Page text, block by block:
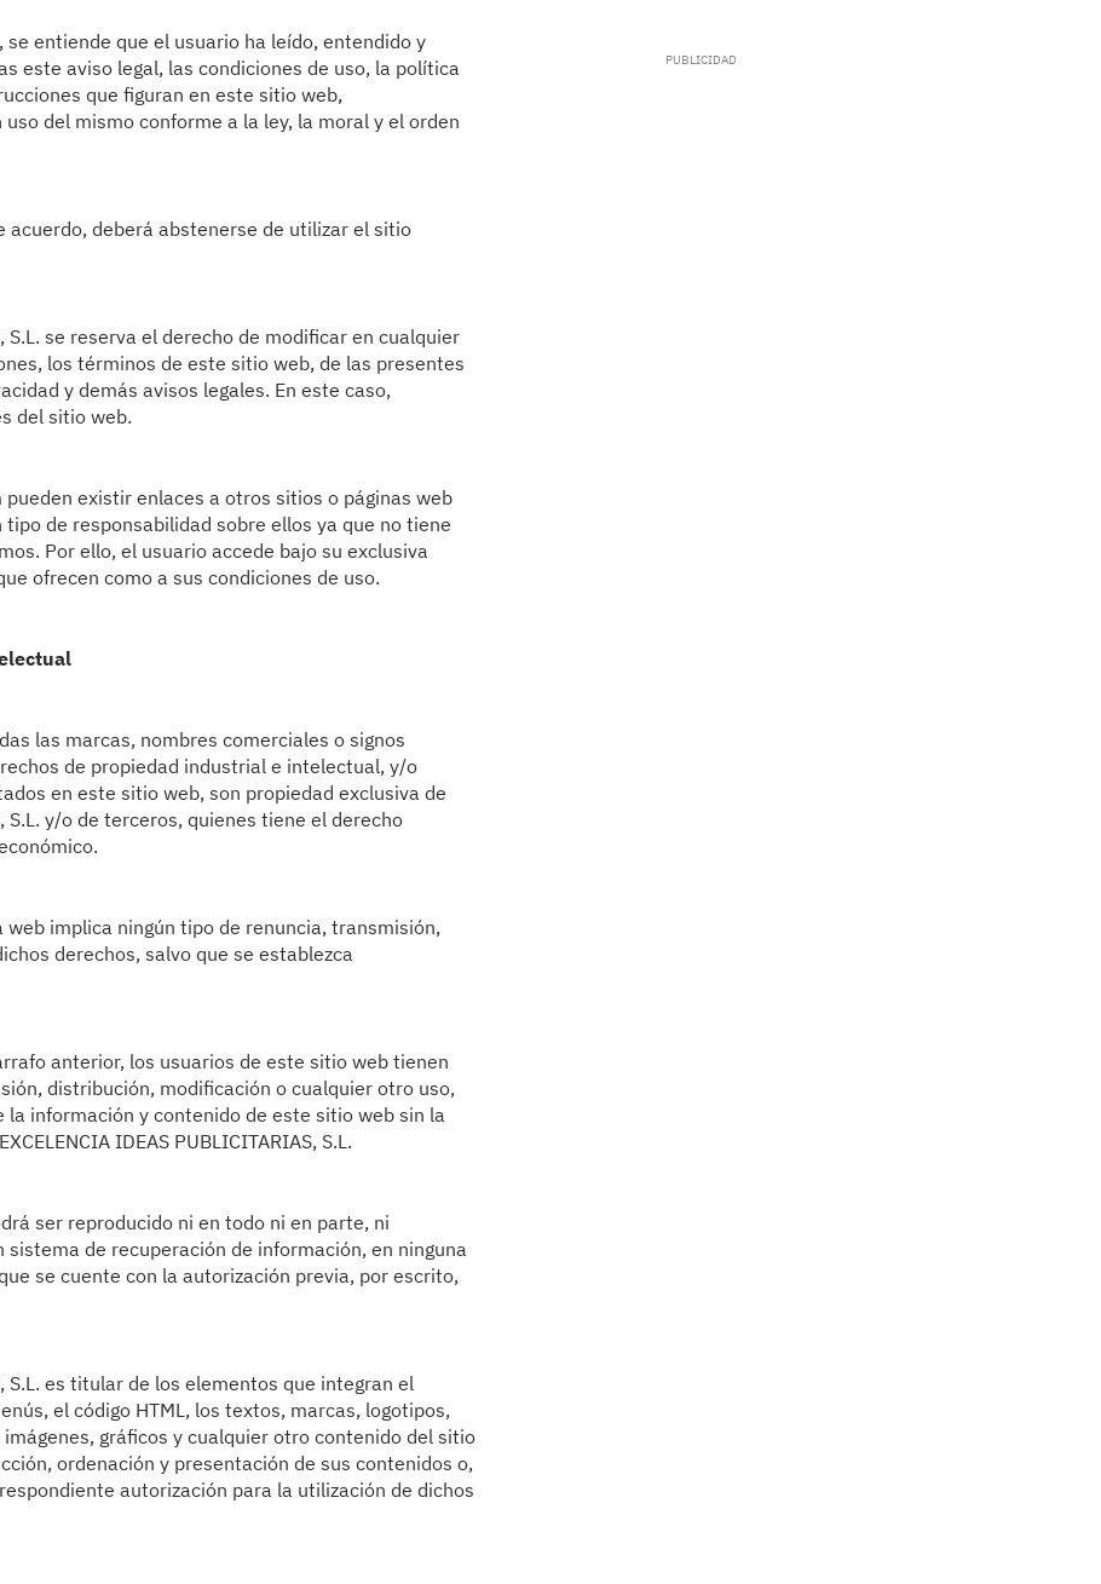
entiende que el usuario ha leído, entendido y
este aviso legal, las condiciones de uso, la política
que figuran en este sitio web,
del mismo conforme a la ley, la moral y el orden
acuerdo, deberá abstenerse de utilizar el sitio
S.L. se reserva el derecho de modificar en cualquier
los términos de este sitio web, de las presentes
y demás avisos legales. En este caso,
del sitio web.
existir enlaces a otros sitios o páginas web
de responsabilidad sobre ellos ya que no tiene
Por ello, el usuario accede bajo su exclusiva
ofrecen como a sus condiciones de uso.
las marcas, nombres comerciales o signos
de propiedad industrial e intelectual, y/o
en este sitio web, son propiedad exclusiva de
S.L. y/o de terceros, quienes tiene el derecho
web implica ningún tipo de renuncia, transmisión,
derechos, salvo que se establezca
anterior, los usuarios de este sitio web tienen
distribución, modificación o cualquier otro uso,
información y contenido de este sitio web sin la
IDEAS PUBLICITARIAS, S.L.
ser reproducido ni en todo ni en parte, ni
de recuperación de información, en ninguna
se cuente con la autorización previa, por escrito,
S.L. es titular de los elementos que integran el
el código HTML, los textos, marcas, logotipos,
gráficos y cualquier otro contenido del sitio
ordenación y presentación de sus contenidos o,
autorización para la utilización de dichos